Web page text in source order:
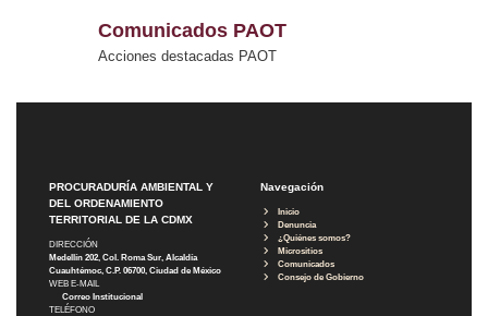
Comunicados PAOT
Acciones destacadas PAOT
PROCURADURÍA AMBIENTAL Y
DEL ORDENAMIENTO
TERRITORIAL DE LA CDMX
DIRECCIÓN
Medellín 202, Col. Roma Sur, Alcaldía
Cuauhtémoc, C.P. 06700, Ciudad de México
WEB E-MAIL
Correo Institucional
TELÉFONO
Navegación
Inicio
Denuncia
¿Quiénes somos?
Micrositios
Comunicados
Consejo de Gobierno